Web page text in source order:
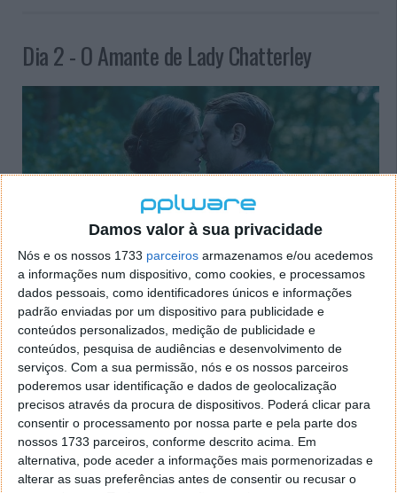
Damos valor à sua privacidade
Nós e os nossos 1733 parceiros armazenamos e/ou acedemos
a informações num dispositivo, como cookies, e processamos
dados pessoais, como identificadores únicos e informações
padrão enviadas por um dispositivo para publicidade e
conteúdos personalizados, medição de publicidade e
conteúdos, pesquisa de audiências e desenvolvimento de
serviços. Com a sua permissão, nós e os nossos parceiros
poderemos usar identificação e dados de geolocalização
precisos através da procura de dispositivos. Poderá clicar para
consentir o processamento por nossa parte e pela parte dos
nossos 1733 parceiros, conforme descrito acima. Em
alternativa, pode aceder a informações mais pormenorizadas e
alterar as suas preferências antes de consentir ou recusar o
Dia 2 - O Amante de Lady Chatterley
Encurralada num casamento infeliz, a aristocrata
Lady Chatterley envolve-se num caso escaldante com
o guarda de caça do marido, por quem se apaixona
perdidamente.
Também pode ver este filme no dia 2 de dezembro.
O Amante de Lady Chatterley